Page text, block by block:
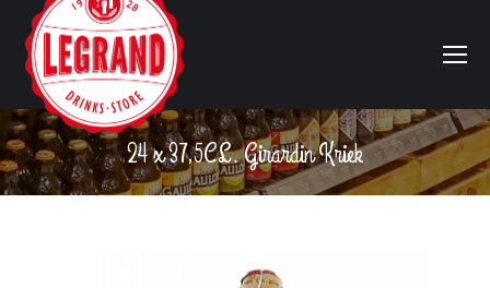
24 x 37,5CL. Girardin Kriek
Vous êtes ici :